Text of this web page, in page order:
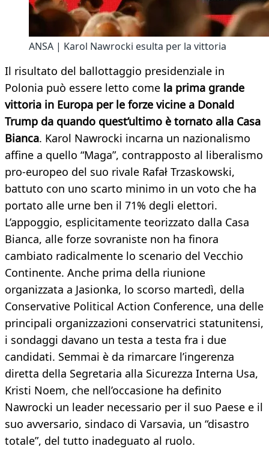
ANSA | Karol Nawrocki esulta per la vittoria
Il risultato del ballottaggio presidenziale in
Polonia può essere letto come la prima grande
vittoria in Europa per le forze vicine a Donald
Trump da quando quest’ultimo è tornato alla Casa
Bianca. Karol Nawrocki incarna un nazionalismo
affine a quello “Maga”, contrapposto al liberalismo
pro-europeo del suo rivale Rafał Trzaskowski,
battuto con uno scarto minimo in un voto che ha
portato alle urne ben il 71% degli elettori.
L’appoggio, esplicitamente teorizzato dalla Casa
Bianca, alle forze sovraniste non ha finora
cambiato radicalmente lo scenario del Vecchio
Continente. Anche prima della riunione
organizzata a Jasionka, lo scorso martedì, della
Conservative Political Action Conference, una delle
principali organizzazioni conservatrici statunitensi,
i sondaggi davano un testa a testa fra i due
candidati. Semmai è da rimarcare l’ingerenza
diretta della Segretaria alla Sicurezza Interna Usa,
Kristi Noem, che nell’occasione ha definito
Nawrocki un leader necessario per il suo Paese e il
suo avversario, sindaco di Varsavia, un “disastro
totale”, del tutto inadeguato al ruolo.